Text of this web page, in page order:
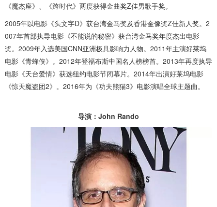
《魔杰座》、《跨时代》两度获得金曲奖Z佳男歌手奖。
2005年以电影《头文字D》获台湾金马奖及香港金像奖Z佳新人奖。2
007年首部执导电影《不能说的秘密》获台湾金马奖年度杰出电影
奖。2009年入选美国CNN亚洲极具影响力人物。2011年主演好莱坞
电影《青蜂侠》。2012年登福布斯中国名人榜榜首。2013年再度执导
电影《天台爱情》获选纽约电影节闭幕片。2014年出演好莱坞电影
《惊天魔盗团2》。2016年为《功夫熊猫3》电影演唱全球主题曲。
导演：John Rando